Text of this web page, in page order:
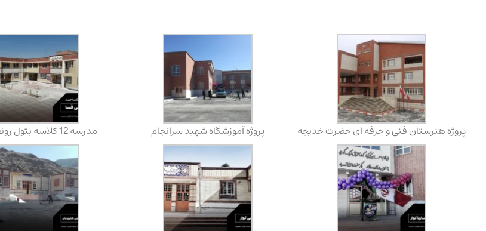
پروژه هنرستان فنی و حرفه ای حضرت خدیجه پروژه آموزشگاه شهید سرانجام مدرسه 12 کلاسه بتول رونقی فسا